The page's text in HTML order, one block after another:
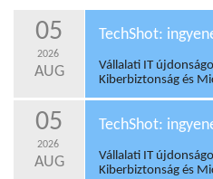
05
2026
AUG
TechShot:
Vállalati IT
Kiberbiztonság és
05
2026
AUG
TechShot:
Vállalati IT
Kiberbiztonság és